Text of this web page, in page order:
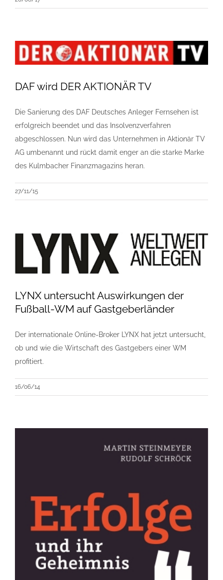
DAF wird DER AKTIONÄR TV
Die Sanierung des DAF Deutsches Anleger Fernsehen ist
erfolgreich beendet und das Insolvenzverfahren
abgeschlossen. Nun wird das Unternehmen in Aktionär TV
AG umbenannt und rückt damit enger an die starke Marke
des Kulmbacher Finanzmagazins heran.
27/11/15
LYNX untersucht Auswirkungen der
Fußball-WM auf Gastgeberländer
Der internationale Online-Broker LYNX hat jetzt untersucht,
ob und wie die Wirtschaft des Gastgebers einer WM
profitiert.
16/06/14